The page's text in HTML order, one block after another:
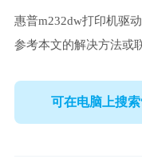
惠普m232dw打印机驱
参考本文的解决方法或
可在电脑上搜